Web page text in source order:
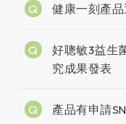
健康一刻產
好聰敏3益生
究成果發表
產品有申請